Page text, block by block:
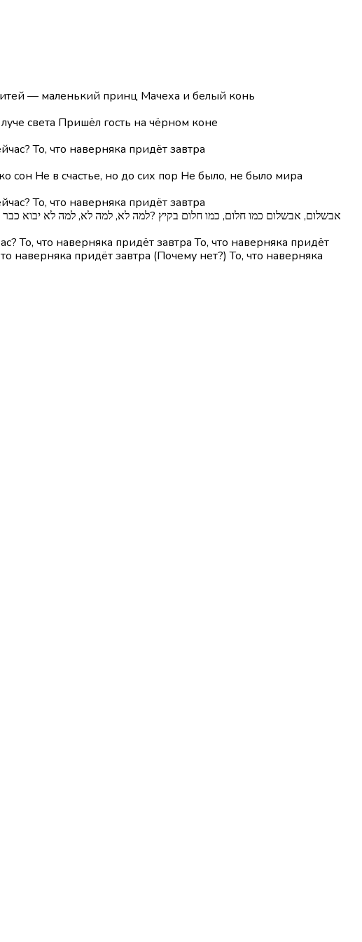
— маленький принц Мачеха и белый конь
света Пришёл гость на чёрном коне
То, что наверняка придёт завтра
сон Не в счастье, но до сих пор Не было, не было мира
То, что наверняка придёт завтра
То, что наверняка придёт завтра То, что наверняка придёт
наверняка придёт завтра (Почему нет?) То, что наверняка